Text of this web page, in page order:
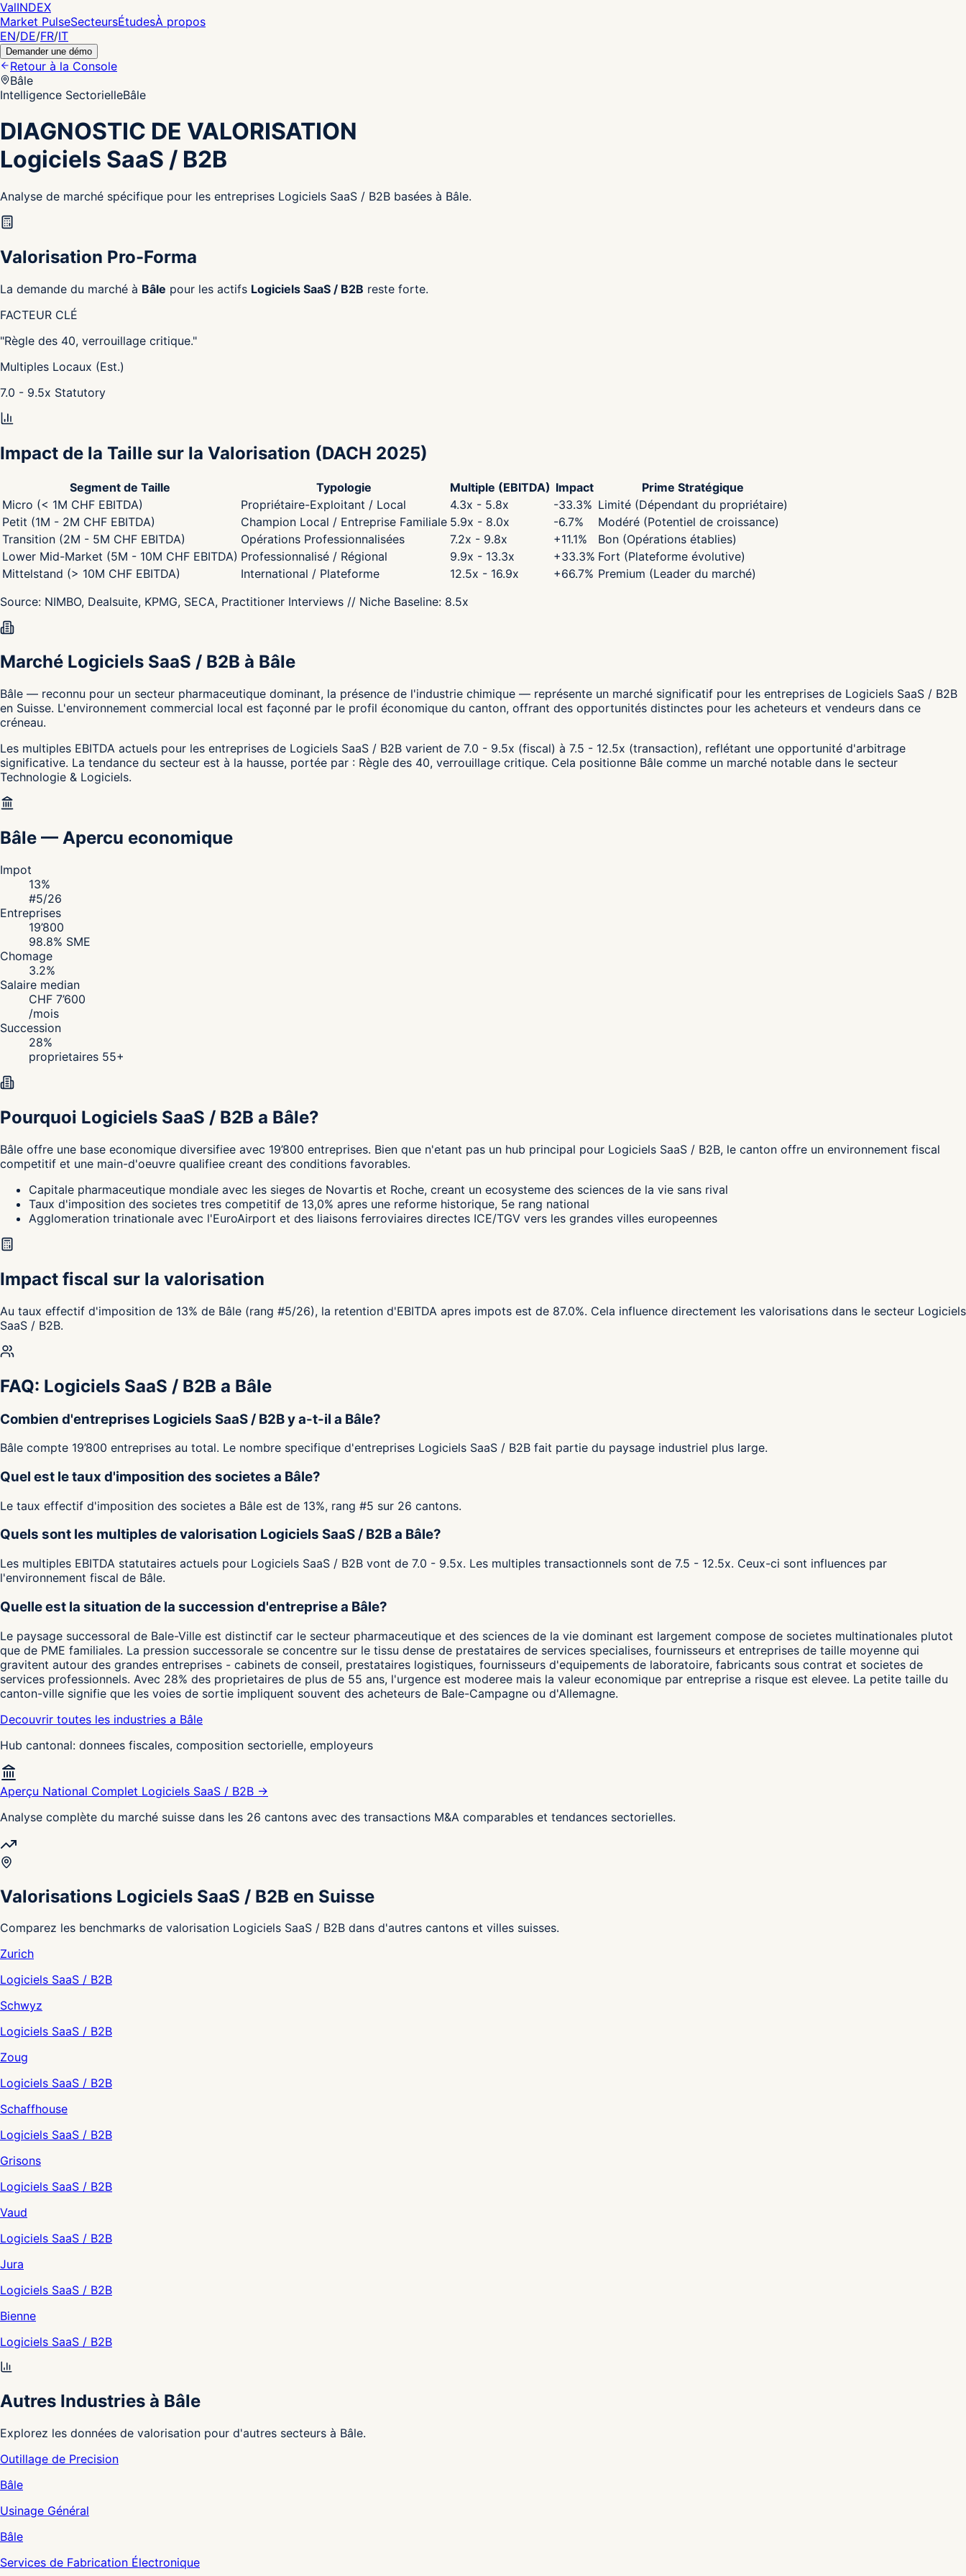
ValINDEX
Market PulseSecteursÉtudesÀ propos
EN/DE/FR/IT
Demander une démo
Retour à la Console
Bâle
Intelligence SectorielleBâle
DIAGNOSTIC DE VALORISATION
Logiciels SaaS / B2B
Analyse de marché spécifique pour les entreprises Logiciels SaaS / B2B basées à Bâle.
Valorisation Pro-Forma
La demande du marché à Bâle pour les actifs Logiciels SaaS / B2B reste forte.
FACTEUR CLÉ
"Règle des 40, verrouillage critique."
Multiples Locaux (Est.)
7.0 - 9.5x Statutory
Impact de la Taille sur la Valorisation (DACH 2025)
Segment de Taille Typologie Multiple (EBITDA) Impact
Prime Stratégique
Micro (< 1M CHF EBITDA)
Propriétaire-Exploitant / Local 4.3x - 5.8x -33.3% Limité (Dépendant du propriétaire)
Petit (1M - 2M CHF EBITDA)
Champion Local / Entreprise Familiale 5.9x - 8.0x -6.7%
Modéré (Potentiel de croissance)
Transition (2M - 5M CHF EBITDA)
Opérations Professionnalisées 7.2x - 9.8x +11.1%
Bon (Opérations établies)
Lower Mid-Market (5M - 10M CHF EBITDA) Professionnalisé / Régional 9.9x - 13.3x +33.3% Fort (Plateforme évolutive)
Mittelstand (> 10M CHF EBITDA)
International / Plateforme 12.5x - 16.9x +66.7% Premium (Leader du marché)
Source: NIMBO, Dealsuite, KPMG, SECA, Practitioner Interviews // Niche Baseline: 8.5x
Marché Logiciels SaaS / B2B à Bâle
Bâle — reconnu pour un secteur pharmaceutique dominant, la présence de l'industrie chimique — représente un marché significatif pour les entreprises de Logiciels SaaS / B2B
en Suisse. L'environnement commercial local est façonné par le profil économique du canton, offrant des opportunités distinctes pour les acheteurs et vendeurs dans ce
créneau.
Les multiples EBITDA actuels pour les entreprises de Logiciels SaaS / B2B varient de 7.0 - 9.5x (fiscal) à 7.5 - 12.5x (transaction), reflétant une opportunité d'arbitrage
significative. La tendance du secteur est à la hausse, portée par : Règle des 40, verrouillage critique. Cela positionne Bâle comme un marché notable dans le secteur
Technologie & Logiciels.
Bâle — Apercu economique
Impot
13%
#5/26
Entreprises
19’800
98.8% SME
Chomage
3.2%
Salaire median
CHF 7’600
/mois
Succession
28%
proprietaires 55+
Pourquoi Logiciels SaaS / B2B a Bâle?
Bâle offre une base economique diversifiee avec 19’800 entreprises. Bien que n'etant pas un hub principal pour Logiciels SaaS / B2B, le canton offre un environnement fiscal
competitif et une main-d'oeuvre qualifiee creant des conditions favorables.
Capitale pharmaceutique mondiale avec les sieges de Novartis et Roche, creant un ecosysteme des sciences de la vie sans rival
Taux d'imposition des societes tres competitif de 13,0% apres une reforme historique, 5e rang national
Agglomeration trinationale avec l'EuroAirport et des liaisons ferroviaires directes ICE/TGV vers les grandes villes europeennes
Impact fiscal sur la valorisation
Au taux effectif d'imposition de 13% de Bâle (rang #5/26), la retention d'EBITDA apres impots est de 87.0%. Cela influence directement les valorisations dans le secteur Logiciels
SaaS / B2B.
FAQ: Logiciels SaaS / B2B a Bâle
Combien d'entreprises Logiciels SaaS / B2B y a-t-il a Bâle?
Bâle compte 19’800 entreprises au total. Le nombre specifique d'entreprises Logiciels SaaS / B2B fait partie du paysage industriel plus large.
Quel est le taux d'imposition des societes a Bâle?
Le taux effectif d'imposition des societes a Bâle est de 13%, rang #5 sur 26 cantons.
Quels sont les multiples de valorisation Logiciels SaaS / B2B a Bâle?
Les multiples EBITDA statutaires actuels pour Logiciels SaaS / B2B vont de 7.0 - 9.5x. Les multiples transactionnels sont de 7.5 - 12.5x. Ceux-ci sont influences par
l'environnement fiscal de Bâle.
Quelle est la situation de la succession d'entreprise a Bâle?
Le paysage successoral de Bale-Ville est distinctif car le secteur pharmaceutique et des sciences de la vie dominant est largement compose de societes multinationales plutot
que de PME familiales. La pression successorale se concentre sur le tissu dense de prestataires de services specialises, fournisseurs et entreprises de taille moyenne qui
gravitent autour des grandes entreprises - cabinets de conseil, prestataires logistiques, fournisseurs d'equipements de laboratoire, fabricants sous contrat et societes de
services professionnels. Avec 28% des proprietaires de plus de 55 ans, l'urgence est moderee mais la valeur economique par entreprise a risque est elevee. La petite taille du
canton-ville signifie que les voies de sortie impliquent souvent des acheteurs de Bale-Campagne ou d'Allemagne.
Decouvrir toutes les industries a Bâle
Hub cantonal: donnees fiscales, composition sectorielle, employeurs
Aperçu National Complet Logiciels SaaS / B2B →
Analyse complète du marché suisse dans les 26 cantons avec des transactions M&A comparables et tendances sectorielles.
Valorisations Logiciels SaaS / B2B en Suisse
Comparez les benchmarks de valorisation Logiciels SaaS / B2B dans d'autres cantons et villes suisses.
Zurich
Logiciels SaaS / B2B
Schwyz
Logiciels SaaS / B2B
Zoug
Logiciels SaaS / B2B
Schaffhouse
Logiciels SaaS / B2B
Grisons
Logiciels SaaS / B2B
Vaud
Logiciels SaaS / B2B
Jura
Logiciels SaaS / B2B
Bienne
Logiciels SaaS / B2B
Autres Industries à Bâle
Explorez les données de valorisation pour d'autres secteurs à Bâle.
Outillage de Precision
Bâle
Usinage Général
Bâle
Services de Fabrication Électronique